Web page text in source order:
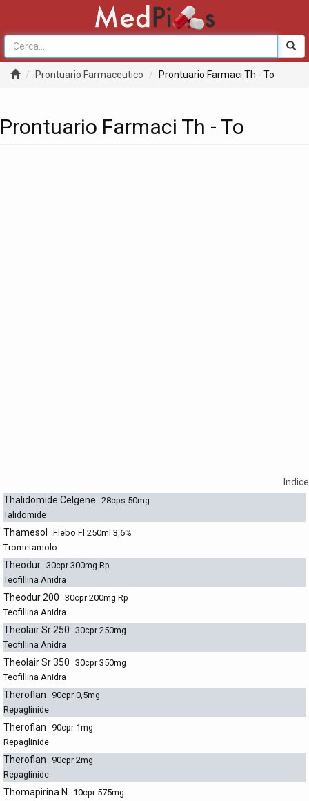
Prontuario Farmaceutico Prontuario Farmaci Th - To
Prontuario Farmaci Th - To
Indice
Thalidomide Celgene 28cps 50mg
Talidomide
Thamesol
Flebo Fl 250ml 3,6%
Trometamolo
Theodur 30cpr 300mg Rp
Teofillina Anidra
Theodur 200 30cpr 200mg Rp
Teofillina Anidra
Theolair Sr 250 30cpr 250mg
Teofillina Anidra
Theolair Sr 350 30cpr 350mg
Teofillina Anidra
Theroflan
90cpr 0,5mg
Repaglinide
Theroflan
90cpr 1mg
Repaglinide
Theroflan
90cpr 2mg
Repaglinide
Thomapirina N
10cpr 575mg